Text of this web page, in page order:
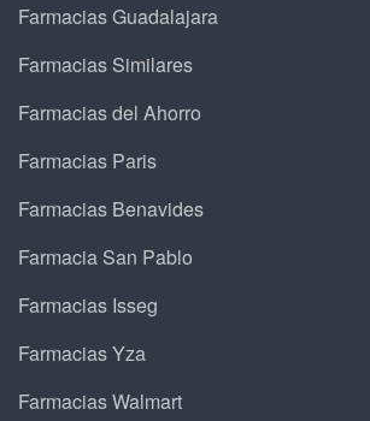
Farmacias Guadalajara
Farmacias Similares
Farmacias del Ahorro
Farmacias Paris
Farmacias Benavides
Farmacia San Pablo
Farmacias Isseg
Farmacias Yza
Farmacias Walmart